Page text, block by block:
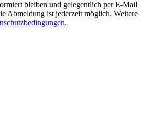
bleiben und gelegentlich per E-Mail
Abmeldung ist jederzeit möglich. Weitere
.